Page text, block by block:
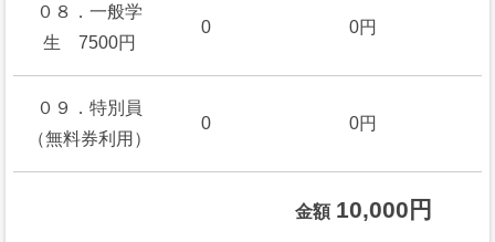
０８．一般学
生 7500円
0 0円
０９．特別員
（無料券利用）
0 0円
金額 10,000円